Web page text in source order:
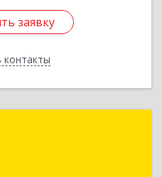
заявку
контакты
заявку
АО, Губкинский г, 9-й